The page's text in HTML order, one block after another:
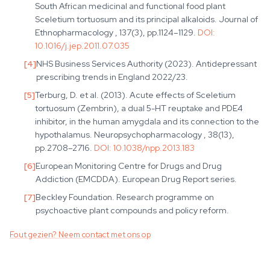
South African medicinal and functional food plant
Sceletium tortuosum and its principal alkaloids. Journal of
Ethnopharmacology , 137(3), pp.1124–1129. DOI:
10.1016/j.jep.2011.07.035
[4]NHS Business Services Authority (2023). Antidepressant
prescribing trends in England 2022/23.
[5]Terburg, D. et al. (2013). Acute effects of Sceletium
tortuosum (Zembrin), a dual 5-HT reuptake and PDE4
inhibitor, in the human amygdala and its connection to the
hypothalamus. Neuropsychopharmacology , 38(13),
pp.2708–2716. DOI: 10.1038/npp.2013.183
[6]European Monitoring Centre for Drugs and Drug
Addiction (EMCDDA). European Drug Report series.
[7]Beckley Foundation. Research programme on
psychoactive plant compounds and policy reform.
Fout gezien? Neem contact met ons op